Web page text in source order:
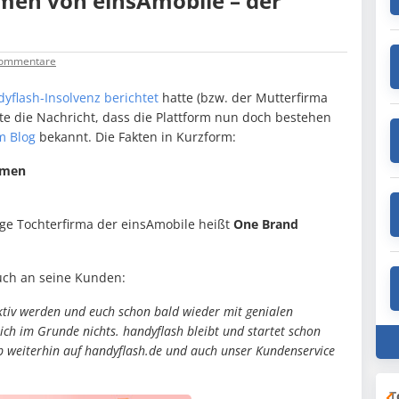
Insolvenz berichtet hatte (bzw. der Mutterfirma
die Nachricht, dass die Plattform nun doch bestehen
Blog bekannt. Die Fakten in Kurzform:
Tochterfirma der einsAmobile heißt One Brand
an seine Kunden:
werden und euch schon bald wieder mit genialen
im Grunde nichts. handyflash bleibt und startet schon
auf handyflash.de und auch unser Kundenservice